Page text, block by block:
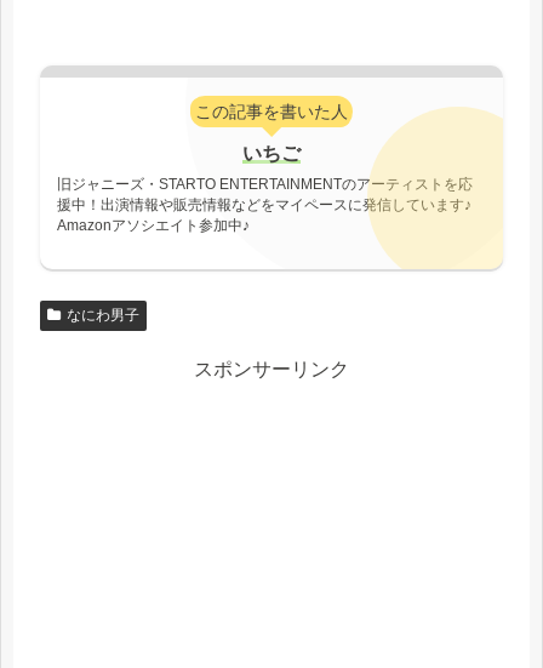
この記事を書いた人
いちご
旧ジャニーズ・STARTO ENTERTAINMENTのアーティストを応
援中！出演情報や販売情報などをマイペースに発信しています♪
Amazonアソシエイト参加中♪
なにわ男子
スポンサーリンク